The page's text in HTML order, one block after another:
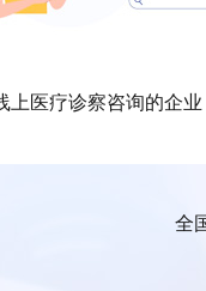
上医疗诊察咨询的企业
全